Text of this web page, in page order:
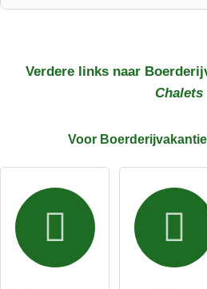
Ik accepteer hierbij de
Ik heb de
Verdere links naar
Chalets
Voor